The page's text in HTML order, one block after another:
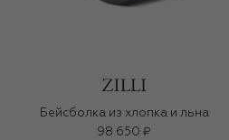
Бейсболка из хлопка и льна
98 650 ₽